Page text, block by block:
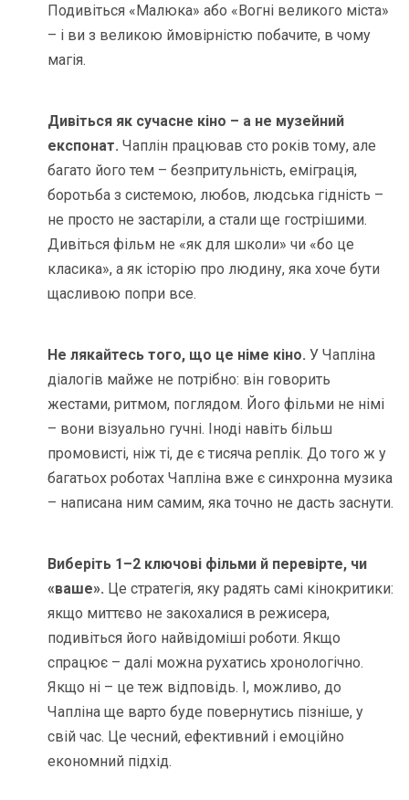
Подивіться «Малюка» або «Вогні великого міста»
– і ви з великою ймовірністю побачите, в чому
магія.
Дивіться як сучасне кіно – а не музейний
експонат.Чаплін працював сто років тому, але
багато його тем – безпритульність, еміграція,
боротьба з системою, любов, людська гідність –
не просто не застаріли, а стали ще гострішими.
Дивіться фільм не «як для школи» чи «бо це
класика», а як історію про людину, яка хоче бути
щасливою попри все.
Не лякайтесь того, що це німе кіно.У Чапліна
діалогів майже не потрібно: він говорить
жестами, ритмом, поглядом. Його фільми не німі
– вони візуально гучні. Іноді навіть більш
промовисті, ніж ті, де є тисяча реплік. До того ж у
багатьох роботах Чапліна вже є синхронна музика
– написана ним самим, яка точно не дасть заснути.
Виберіть 1–2 ключові фільми й перевірте, чи
«ваше». Це стратегія, яку радять самі кінокритики:
якщо миттєво не закохалися в режисера,
подивіться його найвідоміші роботи. Якщо
спрацює – далі можна рухатись хронологічно.
Якщо ні – це теж відповідь. І, можливо, до
Чапліна ще варто буде повернутись пізніше, у
свій час. Це чесний, ефективний і емоційно
економний підхід.